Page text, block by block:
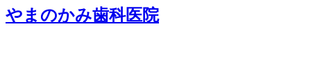
やまのかみ歯科医院